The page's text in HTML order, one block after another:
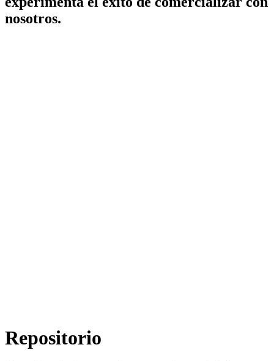
nosotros.
Repositorio